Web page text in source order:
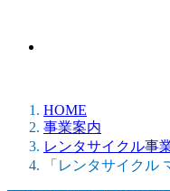
HOME
事業案内
レンタサイクル事
「レンタサイクル